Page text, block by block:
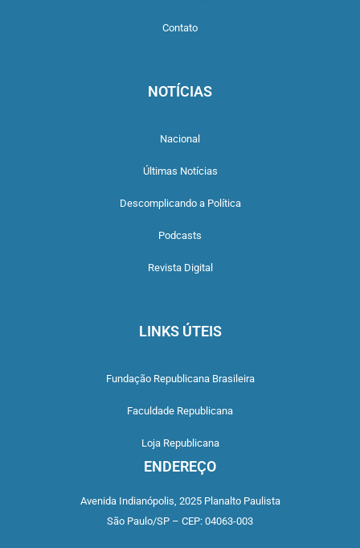
Contato
NOTÍCIAS
Nacional
Últimas Notícias
Descomplicando a Política
Podcasts
Revista Digital
LINKS ÚTEIS
Fundação Republicana Brasileira
Faculdade Republicana
Loja Republicana
ENDEREÇO
Avenida Indianópolis, 2025 Planalto Paulista
São Paulo/SP – CEP: 04063-003